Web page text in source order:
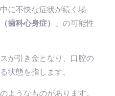
に不快な症状が続く場
歯科心身症）
」の可能性
が引き金となり、口腔の
状態を指します。
ようなものがあります。